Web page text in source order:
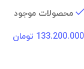
محصولات موجود
133.200.000 تومان